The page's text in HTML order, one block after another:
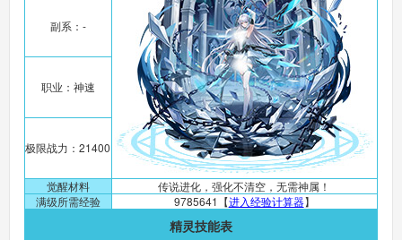
副系：-
职业：神速
极限战力：21400
觉醒材料
传说进化，强化不清空，无需神属！
满级所需经验
9785641【进入经验计算器】
精灵技能表